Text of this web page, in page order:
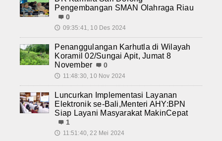
Pengembangan SMAN Olahraga Riau
0
🕔 09:35:41, 10 Des 2024
Penanggulangan Karhutla di Wilayah
Koramil 02/Sungai Apit, Jumat 8
November
0
🕔 11:48:30, 10 Nov 2024
Luncurkan Implementasi Layanan
Elektronik se-Bali,Menteri AHY:BPN
Siap Layani Masyarakat MakinCepat
1
🕔 11:51:40, 22 Mei 2024